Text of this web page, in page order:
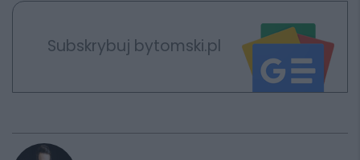
Subskrybuj bytomski.pl